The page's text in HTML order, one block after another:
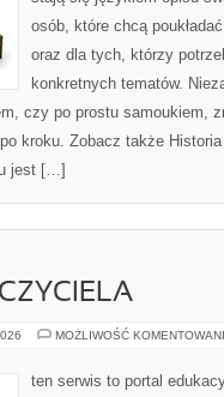
osób, które chcą
oraz dla tych, którzy
konkretnych tematów.
czy po prostu samoukiem,
kroku. Zobacz także
jest […]
MOŻLIWOŚĆ
ten serwis to portal